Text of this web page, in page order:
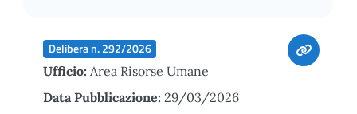
Delibera n. 292/2026
Ufficio: Area Risorse Umane
Data Pubblicazione: 29/03/2026